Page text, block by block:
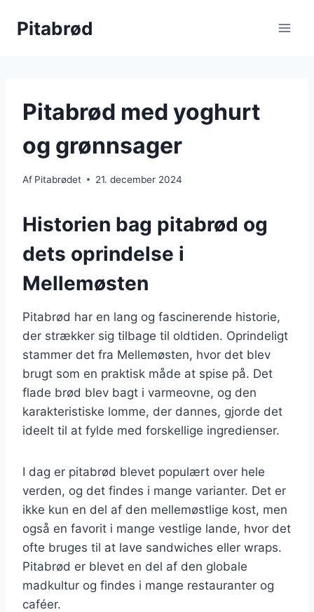
Pitabrød
Pitabrød med yoghurt
og grønnsager
Af Pitabrødet 21. december 2024
Historien bag pitabrød og
dets oprindelse i
Mellemøsten
Pitabrød har en lang og fascinerende historie,
der strækker sig tilbage til oldtiden. Oprindeligt
stammer det fra Mellemøsten, hvor det blev
brugt som en praktisk måde at spise på. Det
flade brød blev bagt i varmeovne, og den
karakteristiske lomme, der dannes, gjorde det
ideelt til at fylde med forskellige ingredienser.
I dag er pitabrød blevet populært over hele
verden, og det findes i mange varianter. Det er
ikke kun en del af den mellemøstlige kost, men
også en favorit i mange vestlige lande, hvor det
ofte bruges til at lave sandwiches eller wraps.
Pitabrød er blevet en del af den globale
madkultur og findes i mange restauranter og
caféer.